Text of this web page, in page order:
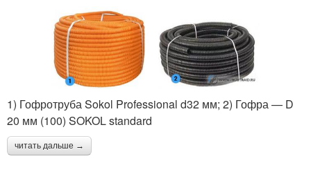
1) Гофротруба Sokol Professional d32 мм; 2) Гофра — D
20 мм (100) SOKOL standard
читать дальше →